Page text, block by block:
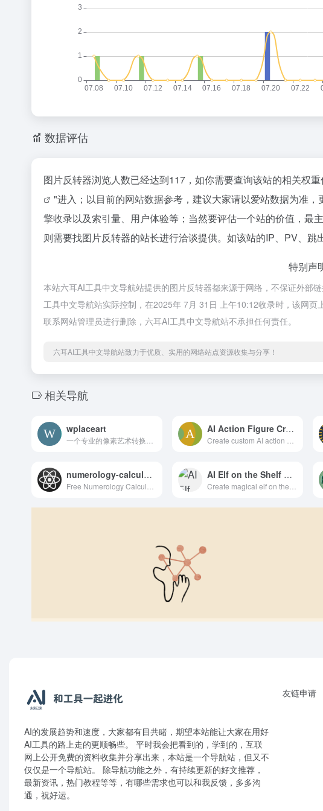
数据评估
图片反转器浏览人数已经达到117，如你需要查询该站的相关权
"进入；以目前的网站数据参考，建议大家请以爱站数据为准
擎收录以及索引量、用户体验等；当然要评估一个站的价值，最
则需要找图片反转器的站长进行洽谈提供。如该站的IP、PV、跳
特别声
本站六耳AI工具中文导航站提供的图片反转器都来源于网络，不保证外部
工具中文导航站实际控制，在2025年 7月 31日 上午10:12收录时，该网
联系网站管理员进行删除，六耳AI工具中文导航站不承担任何责任。
六耳AI工具中文导航站致力于优质、实用的网络站点资源收集与分享！
相关导航
wplaceart AI Action Figure Creator | Tra
numerology-calculators AI Elf on the Shelf Generator
AI的发展趋势和速度，大家都有目共睹，期望本站能让大家在用好
AI工具的路上走的更顺畅些。 平时我会把看到的，学到的，互联
网上公开免费的资料收集并分享出来，本站是一个导航站，但又不
仅仅是一个导航站。 除导航功能之外，有持续更新的好文推荐，
最新资讯，热门教程等等，有哪些需求也可以和我反馈，多多沟
通，祝好运。
友链申请